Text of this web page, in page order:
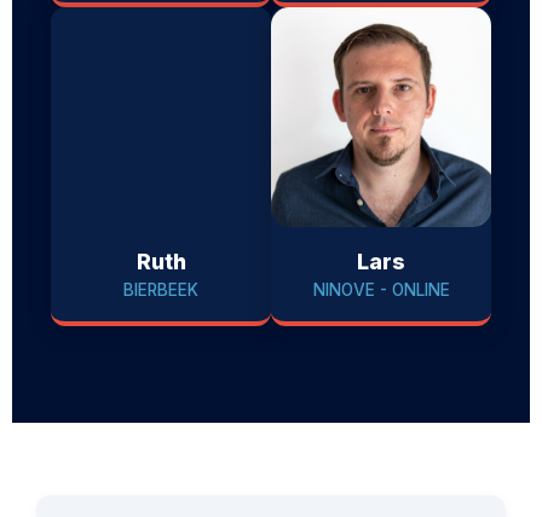
Ruth
BIERBEEK
Lars
NINOVE - ONLINE